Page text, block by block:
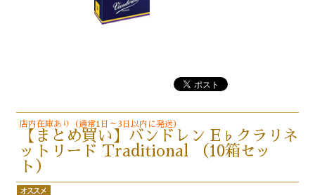
店内在庫あり（通常1日～3日以内に発送）
【まとめ買い】バンドレン E♭クラリネ
ットリード Traditional （10箱セッ
ト）